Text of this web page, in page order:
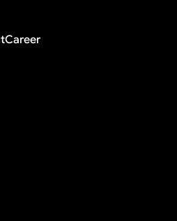
Career